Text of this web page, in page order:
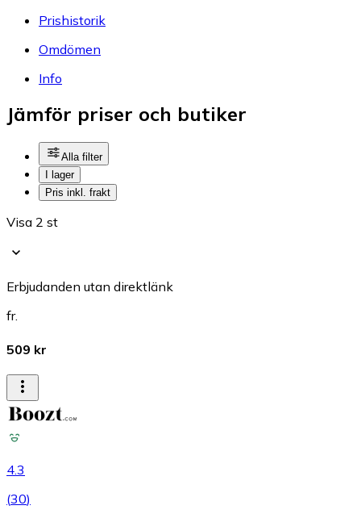
Prishistorik
Omdömen
Info
Jämför priser och butiker
Alla filter
I lager
Pris inkl. frakt
Visa 2 st
Erbjudanden utan direktlänk
fr.
509 kr
4.3
(30)